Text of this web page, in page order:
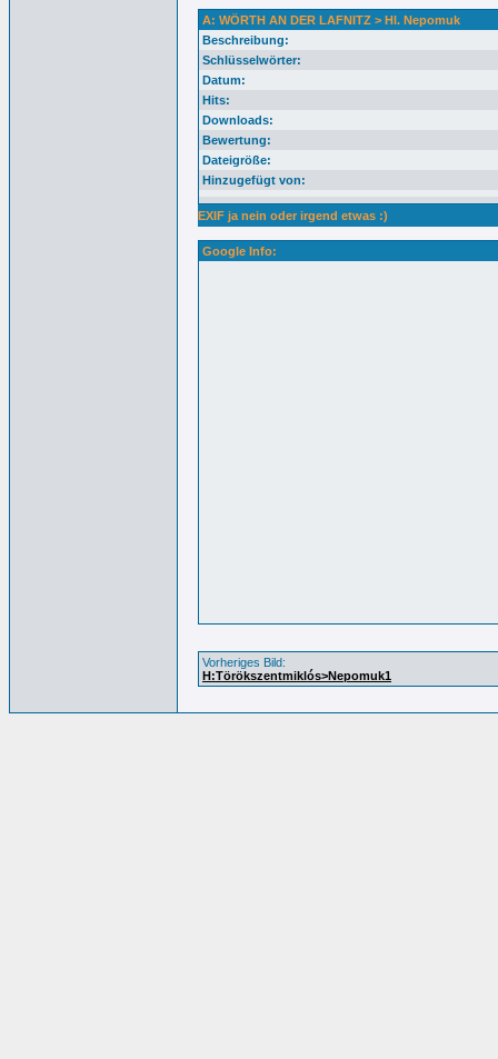
A: WÖRTH AN DER LAFNITZ > Hl. Nepomuk
Beschreibung:
Schlüsselwörter:
Datum:
Hits:
Downloads:
Bewertung:
Dateigröße:
Hinzugefügt von:
EXIF ja nein oder irgend etwas :)
Google Info:
Vorheriges Bild:
H:Törökszentmiklós>Nepomuk1